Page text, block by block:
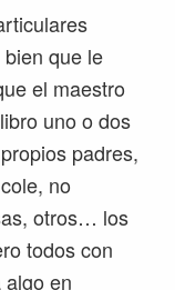
que le
el maestro
uno o dos
padres,
no
otros… los
todos con
en